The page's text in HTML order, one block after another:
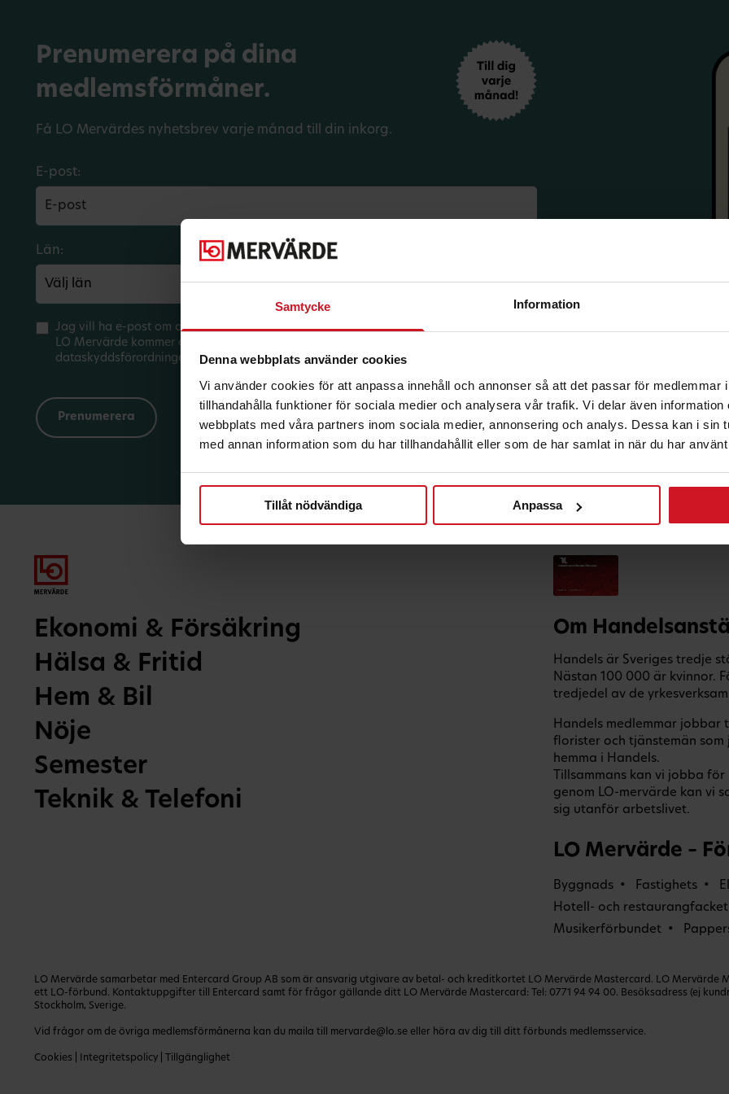
Samtycke Information
Denna webbplats använder cookies
Vi använder cookies för att anpassa innehåll och annonser så att det passar för medlemmar
tillhandahålla funktioner för sociala medier och analysera vår trafik. Vi delar även
webbplats med våra partners inom sociala medier, annonsering och analys. Dessa kan i sin
med annan information som du har tillhandahållit eller som de har samlat in när du har
Tillåt nödvändiga Anpassa
Prenumerera på dina
medlemsförmåner.
Få LO Mervärdes nyhetsbrev varje månad till din inkorg.
E-post:
Län: Förbund:
Jag vill ha e-post om aktuella erbjudanden och medlemsförmåner från LO Mervärde.
LO Mervärde kommer att hantera mina personuppgifter i enlighet med allmänna
dataskyddsförordningen (GDPR). Jag kan när som helst avsluta prenumerationen.
Ekonomi & Försäkring
Hälsa & Fritid
Hem & Bil
Nöje
Semester
Teknik & Telefoni
Om
Handels är Sveriges tredje
Nästan 100 000 är kvinnor.
tredjedel av de
Handels medlemmar jobbar
florister och tjänstemän
hemma i Handels.
Tillsammans kan vi jobba
genom LO-mervärde kan vi
sig utanför arbetslivet.
LO Mervärde –
Byggnads Fastighets
Hotell- och restaurangfacket
Musikerförbundet
LO Mervärde samarbetar med Entercard Group AB som är ansvarig utgivare av betal- och kreditkortet LO Mervärde Mastercard. LO
ett LO-förbund. Kontaktuppgifter till Entercard samt för frågor gällande ditt LO Mervärde Mastercard: Tel: 0771 94 94 00. Besöksadress (ej
Stockholm, Sverige.
Vid frågor om de övriga medlemsförmånerna kan du maila till mervarde@lo.se eller höra av dig till ditt förbunds medlemsservice.
Cookies Integritetspolicy Tillgänglighet